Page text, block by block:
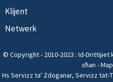
Klijent
Netwerk
© Copyright - 2010-2023 : Id-Drittijiet
sħan -
Hs Servizz ta' Żdoganar, Servizz tat-